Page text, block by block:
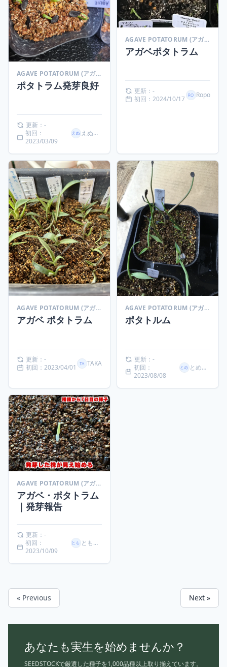
AGAVE POTATORUM (アガベ ポタトラム)
ポタトラム発芽良好
更新：-
初回：
2023/03/09
えぬなか
AGAVE POTATORUM (アガベ ポタトラム)
アガベポタトラム
更新：-
初回：2024/10/17
Ropo
AGAVE POTATORUM (アガベ ポタトラム)
アガベ ポタトラム
更新：-
初回：2023/04/01
TAKA
AGAVE POTATORUM (アガベ ポタトラム)
ポタトルム
更新：-
初回：
2023/08/08
とめきち
AGAVE POTATORUM (アガベ ポタトラム)
アガベ・ポタトラム
｜発芽報告
更新：-
初回：
2023/10/09
ともいし
« Previous Next »
あなたも実生を始めませんか？
SEEDSTOCKで厳選した種子を1,000品種以上取り揃えています。